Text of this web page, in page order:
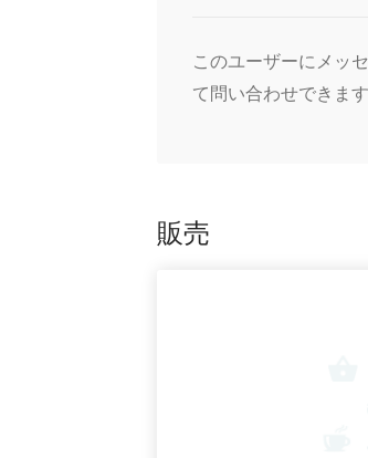
このユーザーにメッ
て問い合わせできます
販売